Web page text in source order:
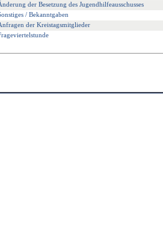
der Besetzung des Jugendhilfeausschusses
/ Bekanntgaben
der Kreistagsmitglieder